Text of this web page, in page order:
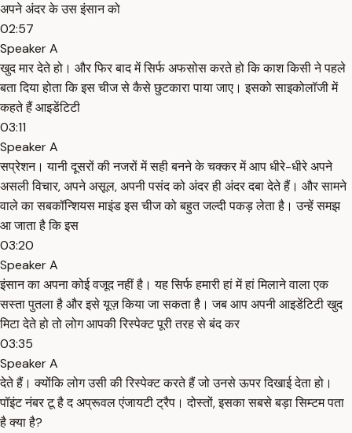
अपने अंदर के उस इंसान को
02:57
Speaker A
खुद मार देते हो। और फिर बाद में सिर्फ अफसोस करते हो कि काश किसी ने पहले
बता दिया होता कि इस चीज से कैसे छुटकारा पाया जाए। इसको साइकोलॉजी में
कहते हैं आइडेंटिटी
03:11
Speaker A
सप्रेशन। यानी दूसरों की नजरों में सही बनने के चक्कर में आप धीरे-धीरे अपने
असली विचार, अपने असूल, अपनी पसंद को अंदर ही अंदर दबा देते हैं। और सामने
वाले का सबकॉन्शियस माइंड इस चीज को बहुत जल्दी पकड़ लेता है। उन्हें समझ
आ जाता है कि इस
03:20
Speaker A
इंसान का अपना कोई वजूद नहीं है। यह सिर्फ हमारी हां में हां मिलाने वाला एक
सस्ता पुतला है और इसे यूज़ किया जा सकता है। जब आप अपनी आइडेंटिटी खुद
मिटा देते हो तो लोग आपकी रिस्पेक्ट पूरी तरह से बंद कर
03:35
Speaker A
देते हैं। क्योंकि लोग उसी की रिस्पेक्ट करते हैं जो उनसे ऊपर दिखाई देता हो।
पॉइंट नंबर टू है द अप्रूवल एंजायटी ट्रैप। दोस्तों, इसका सबसे बड़ा सिम्टम पता
है क्या है?